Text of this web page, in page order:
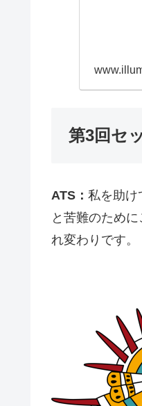
第3回セ
ATS： 私を助け
と苦難のため
れ変わりです。